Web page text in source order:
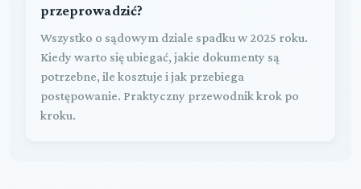
przeprowadzić?
Wszystko o sądowym dziale spadku w 2025 roku.
Kiedy warto się ubiegać, jakie dokumenty są
potrzebne, ile kosztuje i jak przebiega
postępowanie. Praktyczny przewodnik krok po
kroku.